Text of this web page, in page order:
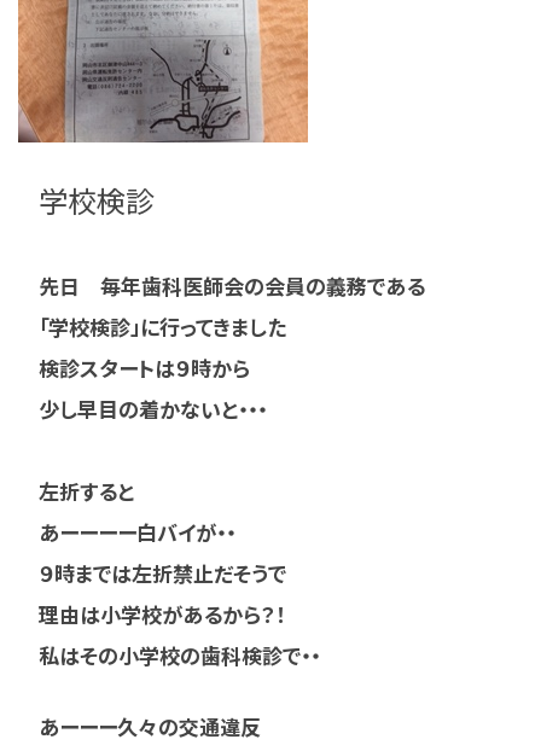
学校検診
先日 毎年歯科医師会の会員の義務である
「学校検診」に行ってきました
検診スタートは９時から
少し早目の着かないと・・・
左折すると
あーーーー白バイが・・
９時までは左折禁止だそうで
理由は小学校があるから？！
私はその小学校の歯科検診で・・
あーーー久々の交通違反